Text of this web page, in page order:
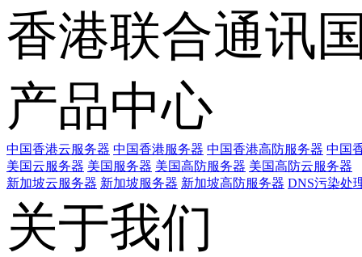
香港联合通讯
产品中心
中国香港云服务器 中国香港服务器 中国香港高防服务器 中国
美国云服务器 美国服务器 美国高防服务器 美国高防云服务器
新加坡云服务器 新加坡服务器 新加坡高防服务器 DNS污染处
关于我们